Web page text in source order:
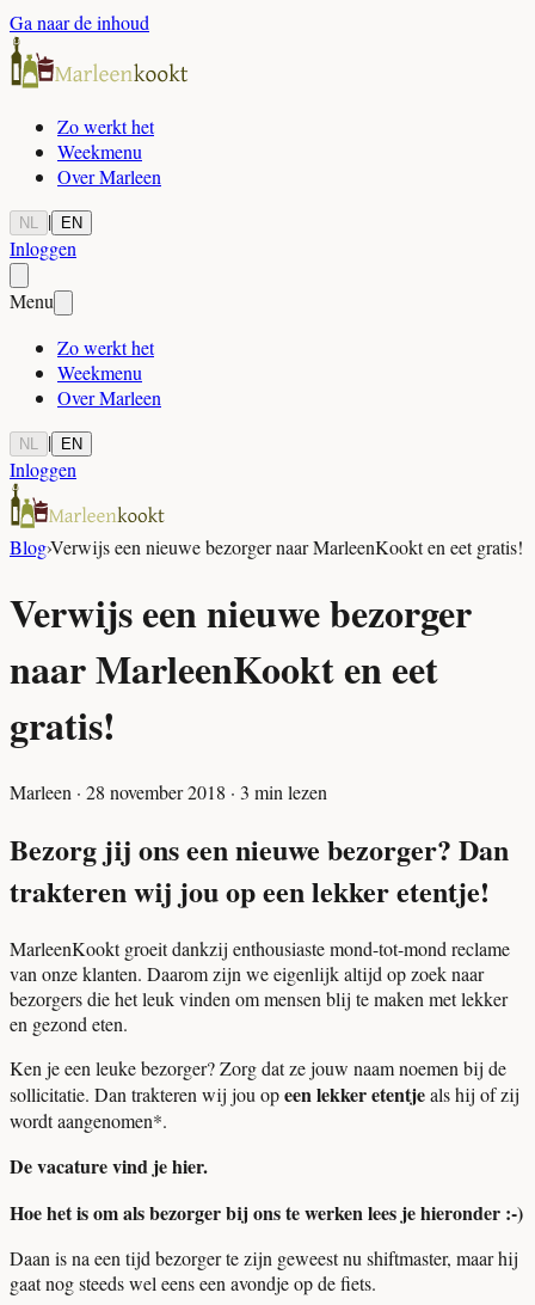
Ga naar de inhoud
Zo werkt het
Weekmenu
Over Marleen
NL | EN
Inloggen
Menu
Zo werkt het
Weekmenu
Over Marleen
NL | EN
Inloggen
Blog›Verwijs een nieuwe bezorger naar MarleenKookt en eet gratis!
Verwijs een nieuwe bezorger
naar MarleenKookt en eet
gratis!
Marleen · 28 november 2018 · 3 min lezen
Bezorg jij ons een nieuwe bezorger? Dan
trakteren wij jou op een lekker etentje!
MarleenKookt groeit dankzij enthousiaste mond-tot-mond reclame
van onze klanten. Daarom zijn we eigenlijk altijd op zoek naar
bezorgers die het leuk vinden om mensen blij te maken met lekker
en gezond eten.
Ken je een leuke bezorger? Zorg dat ze jouw naam noemen bij de
sollicitatie. Dan trakteren wij jou opeen lekker etentjeals hij of zij
wordt aangenomen*.
De vacature vind je hier.
Hoe het is om als bezorger bij ons te werken lees je hieronder :-)
Daan is na een tijd bezorger te zijn geweest nu shiftmaster, maar hij
gaat nog steeds wel eens een avondje op de fiets.